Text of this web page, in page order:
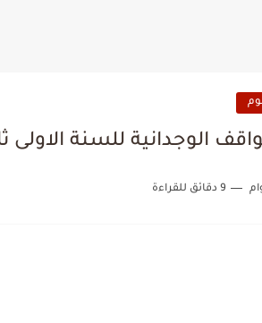
الوجدانية للسنة الاولى
9 دقائق للقراءة